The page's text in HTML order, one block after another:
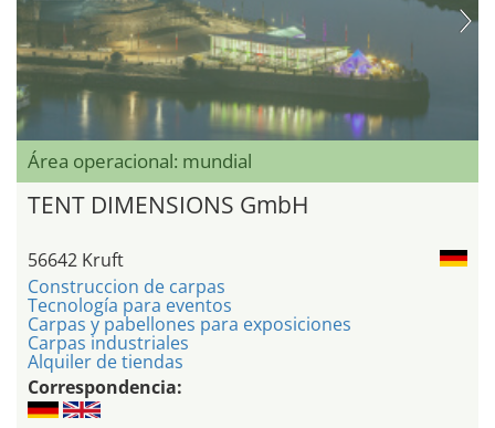
Área operacional: mundial
TENT DIMENSIONS GmbH
56642 Kruft
Construccion de carpas
Tecnología para eventos
Carpas y pabellones para exposiciones
Carpas industriales
Alquiler de tiendas
Correspondencia: